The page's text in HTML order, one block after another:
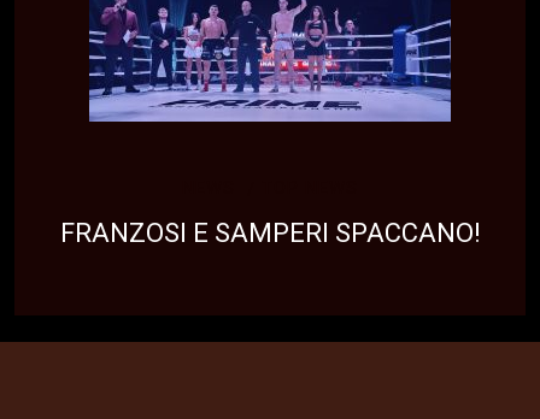
FRANZOSI E SAMPERI SPACCANO!